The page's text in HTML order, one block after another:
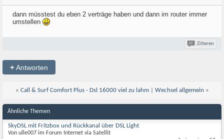
dann müsstest du eben 2 verträge haben und dann im router immer
umstellen
Zitieren
+Antworten
« Call & Surf Comfort Plus - Dsl 16000 viel zu lahm| Wechsel allgemein »
Ähnliche Themen
SkyDSL mit Fritzbox und Rückkanal über DSL Light
Von ulle007 im Forum Internet via Satellit